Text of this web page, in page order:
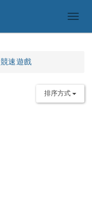
競速遊戲
排序方式